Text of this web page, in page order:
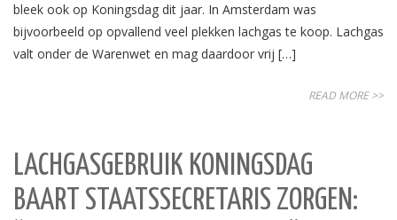
bleek ook op Koningsdag dit jaar. In Amsterdam was
bijvoorbeeld op opvallend veel plekken lachgas te koop. Lachgas
valt onder de Warenwet en mag daardoor vrij […]
READ MORE >>
LACHGASGEBRUIK KONINGSDAG
BAART STAATSSECRETARIS ZORGEN: